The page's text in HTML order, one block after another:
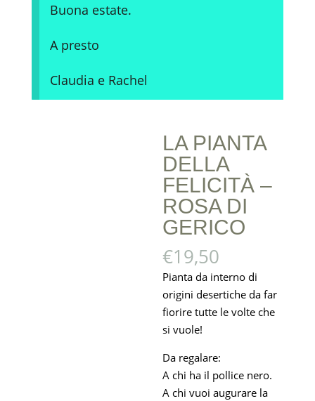
Buona estate.
A presto
Claudia e Rachel
LA PIANTA
DELLA
FELICITÀ –
ROSA DI
GERICO
€19,50
Pianta da interno di
origini desertiche da far
fiorire tutte le volte che
si vuole!
Da regalare:
A chi ha il pollice nero.
A chi vuoi augurare la